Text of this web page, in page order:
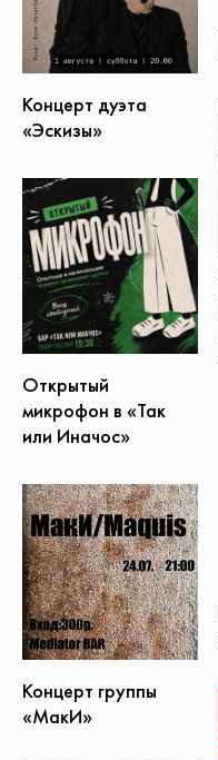
Концерт дуэта
«Эскизы»
Открытый
микрофон в «Так
или Иначос»
Концерт группы
«МакИ»